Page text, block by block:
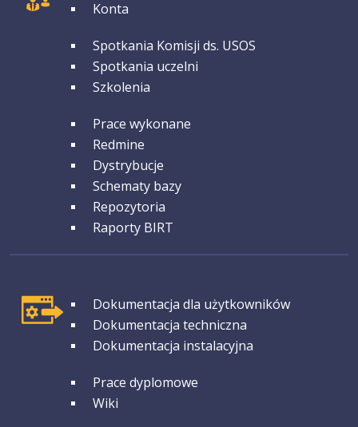
Konta
GRUPA 2Spotkania Komisji ds. USOS
Spotkania uczelni
Szkolenia
GRUPA 3Prace wykonane
Redmine
Dystrybucje
Schematy bazy
Repozytoria
Raporty BIRT
GRUPA 1Dokumentacja dla użytkowników
Dokumentacja techniczna
Dokumentacja instalacyjna
GRUPA 2Prace dyplomowe
Wiki